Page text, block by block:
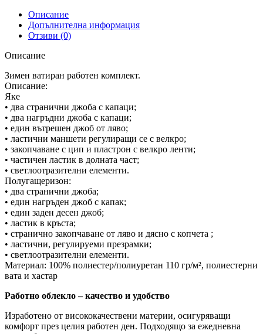
Описание
Допълнителна информация
Отзиви (0)
Описание
Зимен ватиран работен комплект.
Описание:
Яке
• два странични джоба с капаци;
• два нагръдни джоба с капаци;
• един вътрешен джоб от ляво;
• ластични маншети регулиращи се с велкро;
• закопчаване с цип и пластрон с велкро ленти;
• частичен ластик в долната част;
• светлоотразителни елементи.
Полугащеризон:
• два странични джоба;
• един нагръден джоб с капак;
• един заден десен джоб;
• ластик в кръста;
• странично закопчаване от ляво и дясно с копчета ;
• ластични, регулируеми презрамки;
• светлоотразителни елементи.
Материал: 100% полиестер/полиуретан 110 гр/м², полиестерни
вата и хастар
Работно облекло – качество и удобство
Изработено от висококачествени материи, осигуряващи
комфорт през целия работен ден. Подходящо за ежедневна